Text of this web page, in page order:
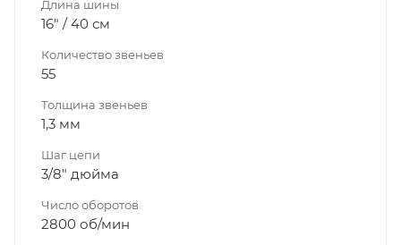
Длина шины
16" / 40 см
Количество звеньев
55
Толщина звеньев
1,3 мм
Шаг цепи
3/8" дюйма
Число оборотов
2800 об/мин